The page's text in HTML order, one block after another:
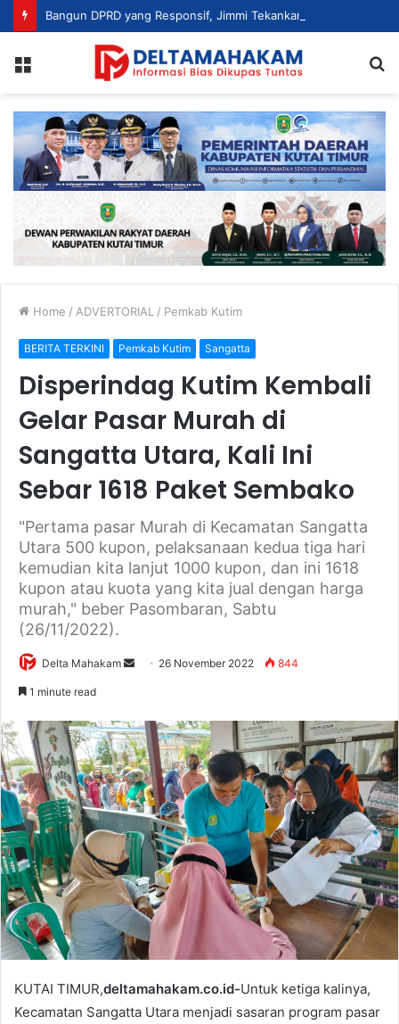
Home / ADVERTORIAL / Pemkab Kutim
BERITA TERKINI Pemkab Kutim Sangatta
Disperindag Kutim Kembali
Gelar Pasar Murah di
Sangatta Utara, Kali Ini
Sebar 1618 Paket Sembako
"Pertama pasar Murah di Kecamatan Sangatta
Utara 500 kupon, pelaksanaan kedua tiga hari
kemudian kita lanjut 1000 kupon, dan ini 1618
kupon atau kuota yang kita jual dengan harga
murah," beber Pasombaran, Sabtu
(26/11/2022).
Delta Mahakam
d
a
n
e
m
a
l
26 November 2022 844
1 minute read
KUTAI TIMUR,deltamahakam.co.id-Untuk ketiga kalinya,
Kecamatan Sangatta Utara menjadi sasaran program pasar